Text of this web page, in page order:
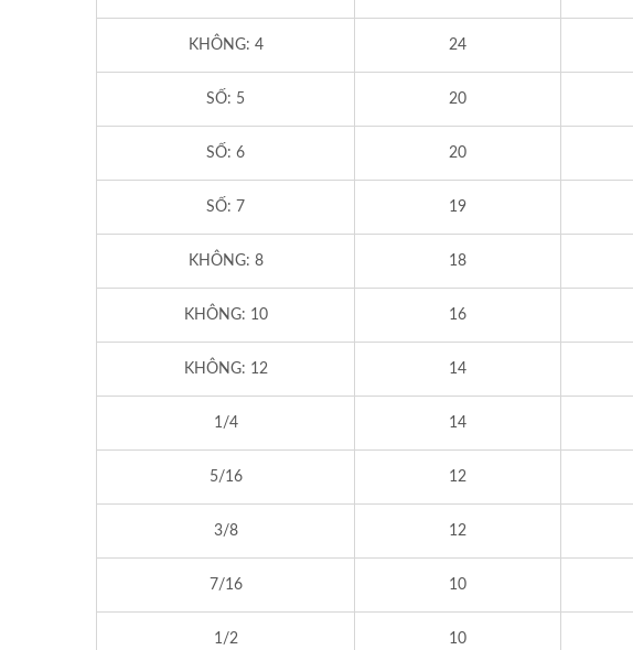
KHÔNG: 4 24
SỐ: 5 20
SỐ: 6 20
SỐ: 7 19
KHÔNG: 8 18
KHÔNG: 10 16
KHÔNG: 12 14
1/4 14
5/16 12
3/8 12
7/16 10
1/2 10